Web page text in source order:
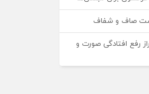
رفع افتادگی صورت و